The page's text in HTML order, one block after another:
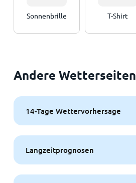
Sonnenbrille T-Shirt
Andere Wetterseiten
14-Tage Wettervorhersage
Langzeitprognosen